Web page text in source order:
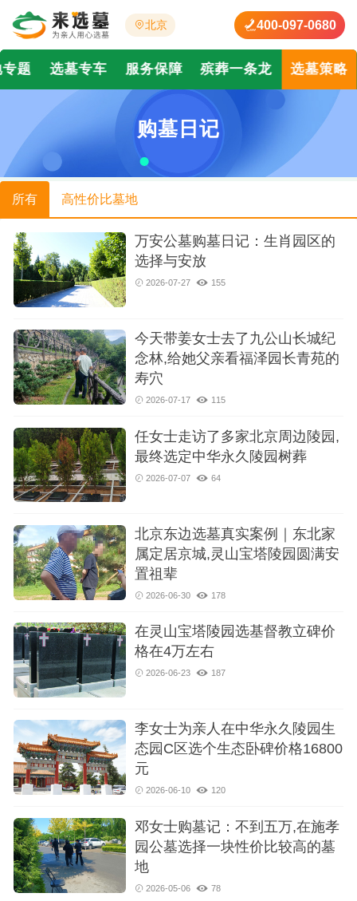
北京 400-097-0680
题 选墓专车 服务保障 殡葬一条龙 选墓策略
购墓日记
所有 高性价比墓地
万安公墓购墓日记：生肖园区的
选择与安放
2026-07-27 155
今天带姜女士去了九公山长城纪
念林,给她父亲看福泽园长青苑的
寿穴
2026-07-17 115
任女士走访了多家北京周边陵园,
最终选定中华永久陵园树葬
2026-07-07 64
北京东边选墓真实案例｜东北家
属定居京城,灵山宝塔陵园圆满安
置祖辈
2026-06-30 178
在灵山宝塔陵园选基督教立碑价
格在4万左右
2026-06-23 187
李女士为亲人在中华永久陵园生
态园C区选个生态卧碑价格16800
元
2026-06-10 120
邓女士购墓记：不到五万,在施孝
园公墓选择一块性价比较高的墓
地
2026-05-06 78